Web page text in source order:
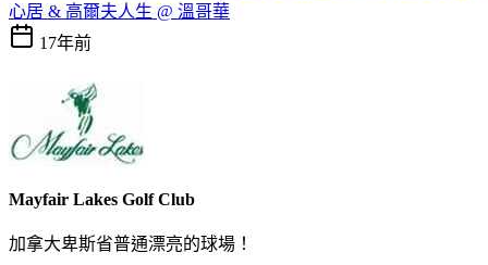
心居 & 高爾夫人生 @ 溫哥華
17年前
Mayfair Lakes Golf Club
加拿大卑斯省普通漂亮的球場！